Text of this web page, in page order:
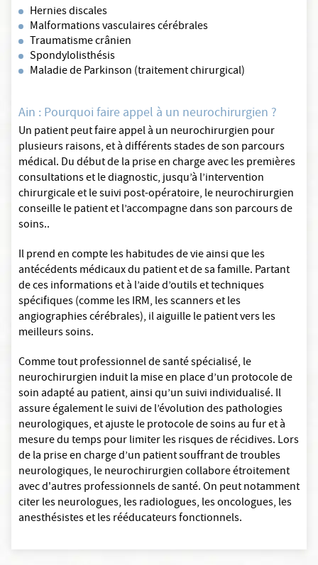
Hernies discales
Malformations vasculaires cérébrales
Traumatisme crânien
Spondylolisthésis
Maladie de Parkinson (traitement chirurgical)
Ain : Pourquoi faire appel à un neurochirurgien ?
Un patient peut faire appel à un neurochirurgien pour
plusieurs raisons, et à différents stades de son parcours
médical. Du début de la prise en charge avec les premières
consultations et le diagnostic, jusqu’à l’intervention
chirurgicale et le suivi post-opératoire, le neurochirurgien
conseille le patient et l’accompagne dans son parcours de
soins..
Il prend en compte les habitudes de vie ainsi que les
antécédents médicaux du patient et de sa famille. Partant
de ces informations et à l’aide d’outils et techniques
spécifiques (comme les IRM, les scanners et les
angiographies cérébrales), il aiguille le patient vers les
meilleurs soins.
Comme tout professionnel de santé spécialisé, le
neurochirurgien induit la mise en place d’un protocole de
soin adapté au patient, ainsi qu’un suivi individualisé. Il
assure également le suivi de l’évolution des pathologies
neurologiques, et ajuste le protocole de soins au fur et à
mesure du temps pour limiter les risques de récidives. Lors
de la prise en charge d’un patient souffrant de troubles
neurologiques, le neurochirurgien collabore étroitement
avec d'autres professionnels de santé. On peut notamment
citer les neurologues, les radiologues, les oncologues, les
anesthésistes et les rééducateurs fonctionnels.